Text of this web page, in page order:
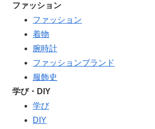
ファッション
ファッション
着物
腕時計
ファッションブランド
服飾史
学び・DIY
学び
DIY